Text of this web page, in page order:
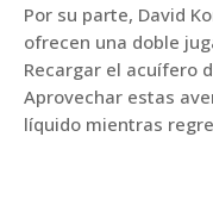
Por su parte, David
ofrecen una doble
Recargar el acuífero
Aprovechar estas
líquido mientras